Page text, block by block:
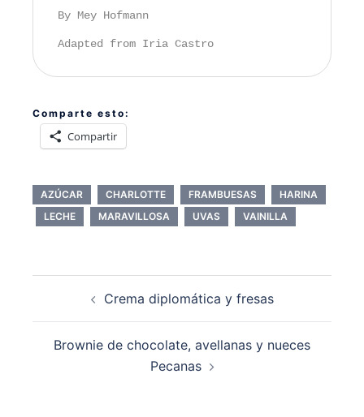
By Mey Hofmann
Adapted from Iria Castro
Comparte esto:
Compartir
AZÚCAR CHARLOTTE FRAMBUESAS
HARINA
LECHE
MARAVILLOSA UVAS VAINILLA
entradas
Crema diplomática y fresas
Brownie de chocolate, avellanas y nueces
Pecanas